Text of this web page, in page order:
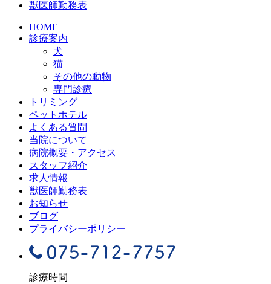
獣医師勤務表
HOME
診療案内
犬
猫
その他の動物
専門診療
トリミング
ペットホテル
よくある質問
当院について
病院概要・アクセス
スタッフ紹介
求人情報
獣医師勤務表
お知らせ
ブログ
プライバシーポリシー
診療時間